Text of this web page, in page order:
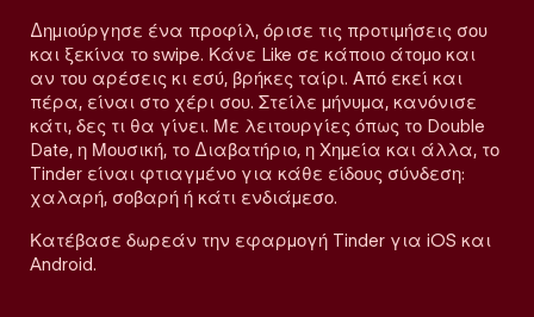
Δημιούργησε ένα προφίλ, όρισε τις προτιμήσεις σου
και ξεκίνα το swipe. Κάνε Like σε κάποιο άτομο και
αν του αρέσεις κι εσύ, βρήκες ταίρι. Από εκεί και
πέρα, είναι στο χέρι σου. Στείλε μήνυμα, κανόνισε
κάτι, δες τι θα γίνει. Με λειτουργίες όπως το Double
Date, η Μουσική, το Διαβατήριο, η Χημεία και άλλα, το
Tinder είναι φτιαγμένο για κάθε είδους σύνδεση:
χαλαρή, σοβαρή ή κάτι ενδιάμεσο.
Κατέβασε δωρεάν την εφαρμογή Tinder για iOS και
Android.